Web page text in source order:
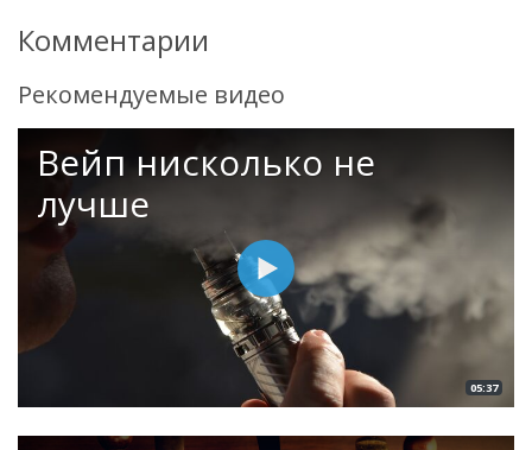
Комментарии
Рекомендуемые видео
Вейп нисколько не
лучше
05:37